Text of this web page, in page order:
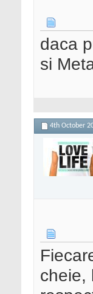
daca
si
4th October
cheie,